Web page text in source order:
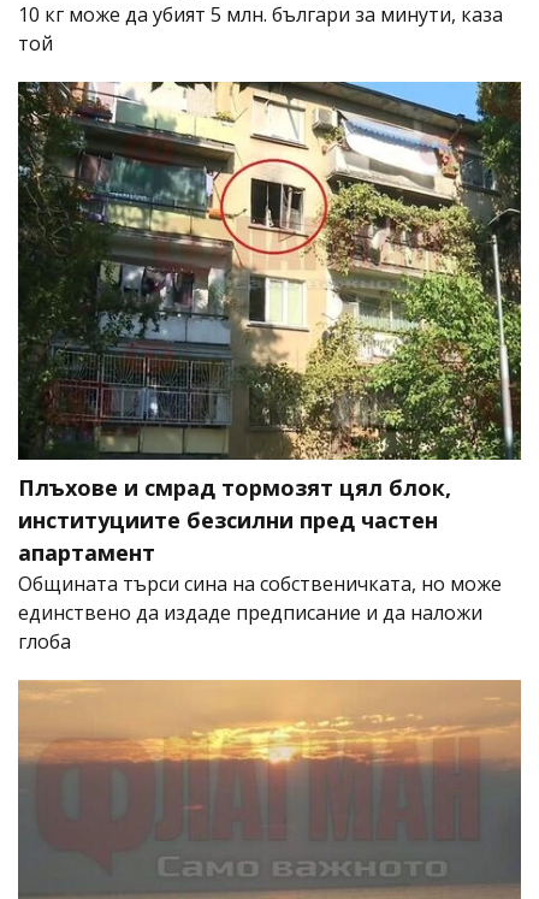
10 кг може да убият 5 млн. българи за минути, каза
той
Плъхове и смрад тормозят цял блок,
институциите безсилни пред частен
апартамент
Общината търси сина на собственичката, но може
единствено да издаде предписание и да наложи
глоба